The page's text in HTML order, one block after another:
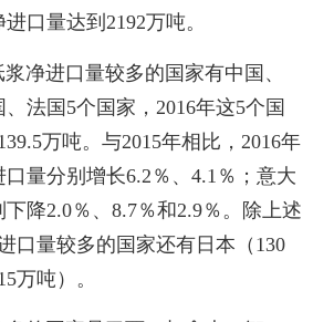
口量达到2192万吨。
净进口量较多的国家有中国、
法国5个国家，2016年这5个国
万吨。与2015年相比，2016年
量分别增长6.2％、4.1％；意大
降2.0％、8.7％和2.9％。除上述
口量较多的国家还有日本（130
万吨）。